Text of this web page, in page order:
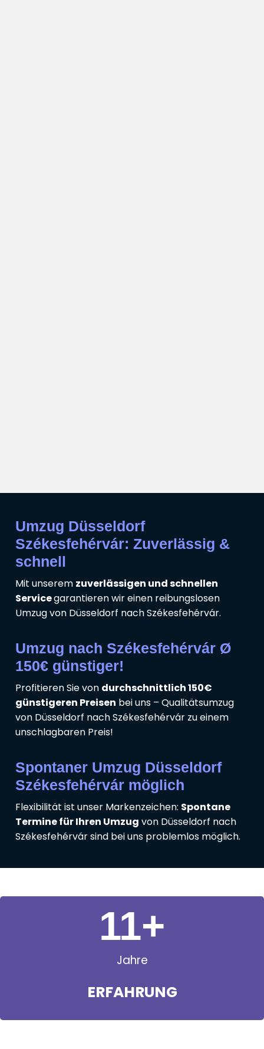
Umzug Düsseldorf
Székesfehérvár: Zuverlässig &
schnell
Mit unserem zuverlässigen und schnellen
Servicegarantieren wir einen reibungslosen
Umzug von Düsseldorf nach Székesfehérvár.
Umzug nach Székesfehérvár Ø
150€ günstiger!
Profitieren Sie von durchschnittlich 150€
günstigeren Preisen bei uns – Qualitätsumzug
von Düsseldorf nach Székesfehérvár zu einem
unschlagbaren Preis!
Spontaner Umzug Düsseldorf
Székesfehérvár möglich
Flexibilität ist unser Markenzeichen: Spontane
Termine für Ihren Umzug von Düsseldorf nach
Székesfehérvár sind bei uns problemlos möglich.
Jahre
ERFAHRUNG
11+